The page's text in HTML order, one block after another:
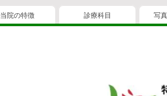
当院の特徴 診療科目 写